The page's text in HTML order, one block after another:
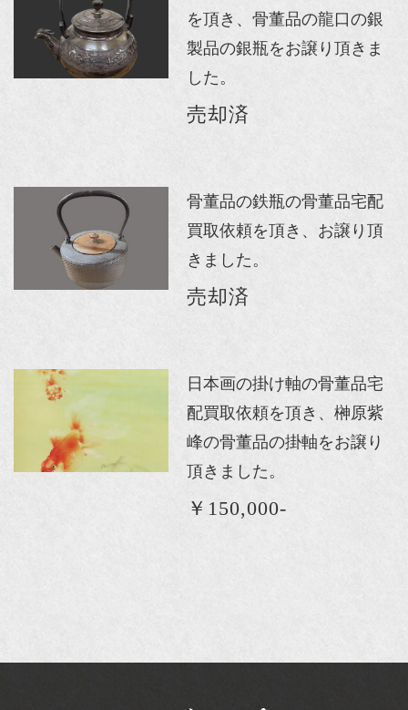
を頂き、骨董品の龍口の銀
製品の銀瓶をお譲り頂きま
した。
売却済
骨董品の鉄瓶の骨董品宅配
買取依頼を頂き、お譲り頂
きました。
売却済
日本画の掛け軸の骨董品宅
配買取依頼を頂き、榊原紫
峰の骨董品の掛軸をお譲り
頂きました。
￥150,000-